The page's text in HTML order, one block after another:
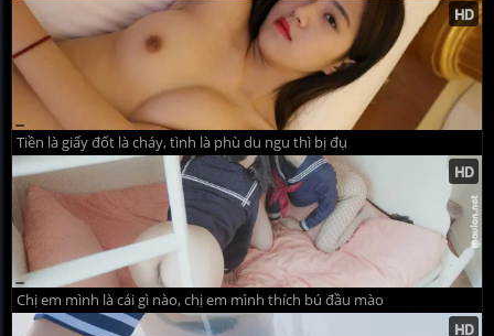
Tiền là giấy đốt là cháy, tình là phù du ngu thì bị đụ
Chị em mình là cái gì nào, chị em mình thích bú đầu mào